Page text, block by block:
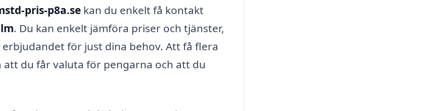
pris-p8a.se kan du enkelt få kontakt
. Du kan enkelt jämföra priser och tjänster,
för just dina behov. Att få flera
du får valuta för pengarna och att du